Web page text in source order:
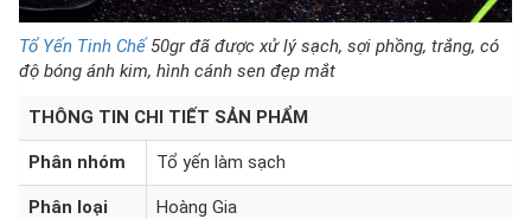
Tổ Yến Tinh Chế50gr đã được xử lý sạch, sợi phồng, trắng, có
độ bóng ánh kim, hình cánh sen đẹp mắt
THÔNG TIN CHI TIẾT SẢN PHẨM
Phân nhóm Tổ yến làm sạch
Phân loại Hoàng Gia